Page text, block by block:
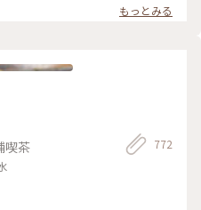
もっとみる
喫茶 772